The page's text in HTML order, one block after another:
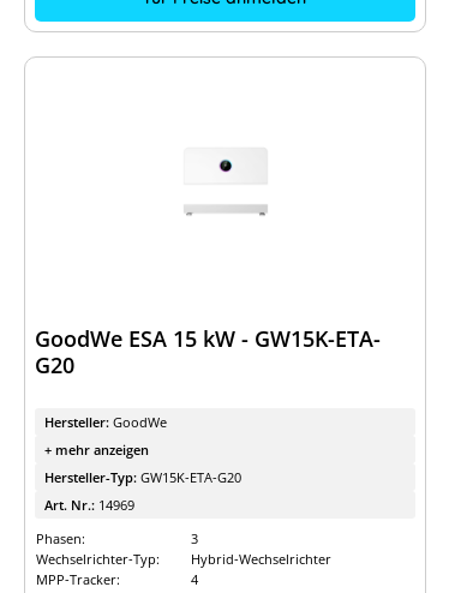
GoodWe ESA 15 kW - GW15K-ETA-
G20
Hersteller: GoodWe
+ mehr anzeigen
Hersteller-Typ: GW15K-ETA-G20
Art. Nr.: 14969
Phasen:
3
Wechselrichter-Typ:
Hybrid-Wechselrichter
MPP-Tracker:
4